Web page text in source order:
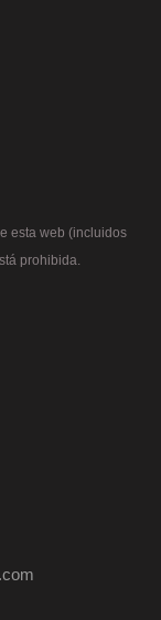
esta web (incluidos
prohibida.